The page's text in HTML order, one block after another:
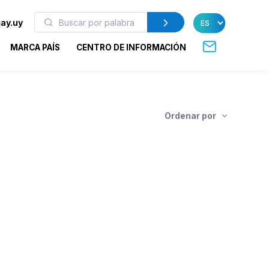
MARCA PAÍS CENTRO DE INFORMACIÓN
Ordenar por